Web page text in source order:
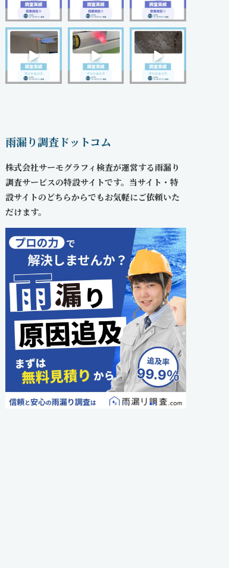
雨漏り調査ドットコム
株式会社サーモグラフィ検査が運営する雨漏り
調査サービスの特設サイトです。当サイト・特
設サイトのどちらからでもお気軽にご依頼いた
だけます。